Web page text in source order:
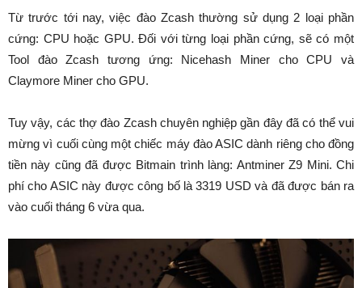
Từ trước tới nay, việc đào Zcash thường sử dụng 2 loại phần
cứng: CPU hoặc GPU. Đối với từng loại phần cứng, sẽ có một
Tool đào Zcash tương ứng: Nicehash Miner cho CPU và
Claymore Miner cho GPU.
Tuy vậy, các thợ đào Zcash chuyên nghiệp gần đây đã có thể vui
mừng vì cuối cùng một chiếc máy đào ASIC dành riêng cho đồng
tiền này cũng đã được Bitmain trình làng: Antminer Z9 Mini. Chi
phí cho ASIC này được công bố là 3319 USD và đã được bán ra
vào cuối tháng 6 vừa qua.